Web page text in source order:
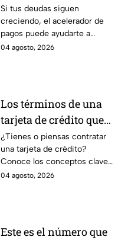
tus deudas más rápido
y recuperar el control
de tus finanzas
Si tus deudas siguen
creciendo, el acelerador de
pagos puede ayudarte a
ordenar tus finanzas, priorizar
04 agosto, 2026
Los términos de una
tarjeta de crédito que
debes entender para
evitar deudas
¿Tienes o piensas contratar
una tarjeta de crédito?
Conoce los conceptos clave
como CAT, fecha de corte,
04 agosto, 2026
Este es el número que